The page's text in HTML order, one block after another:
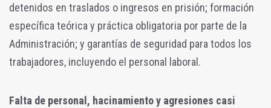
detenidos en traslados o ingresos en prisión; formación
específica teórica y práctica obligatoria por parte de la
Administración; y garantías de seguridad para todos los
trabajadores, incluyendo el personal laboral.
Falta de personal, hacinamiento y agresiones casi